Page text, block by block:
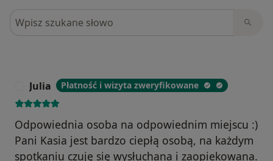
Szukaj w opiniach
Julia Płatność i wizyta zweryfikowane
Odpowiednia osoba na odpowiednim miejscu :)
Pani Kasia jest bardzo ciepłą osobą, na każdym
spotkaniu czuję się wysłuchana i zaopiekowana.